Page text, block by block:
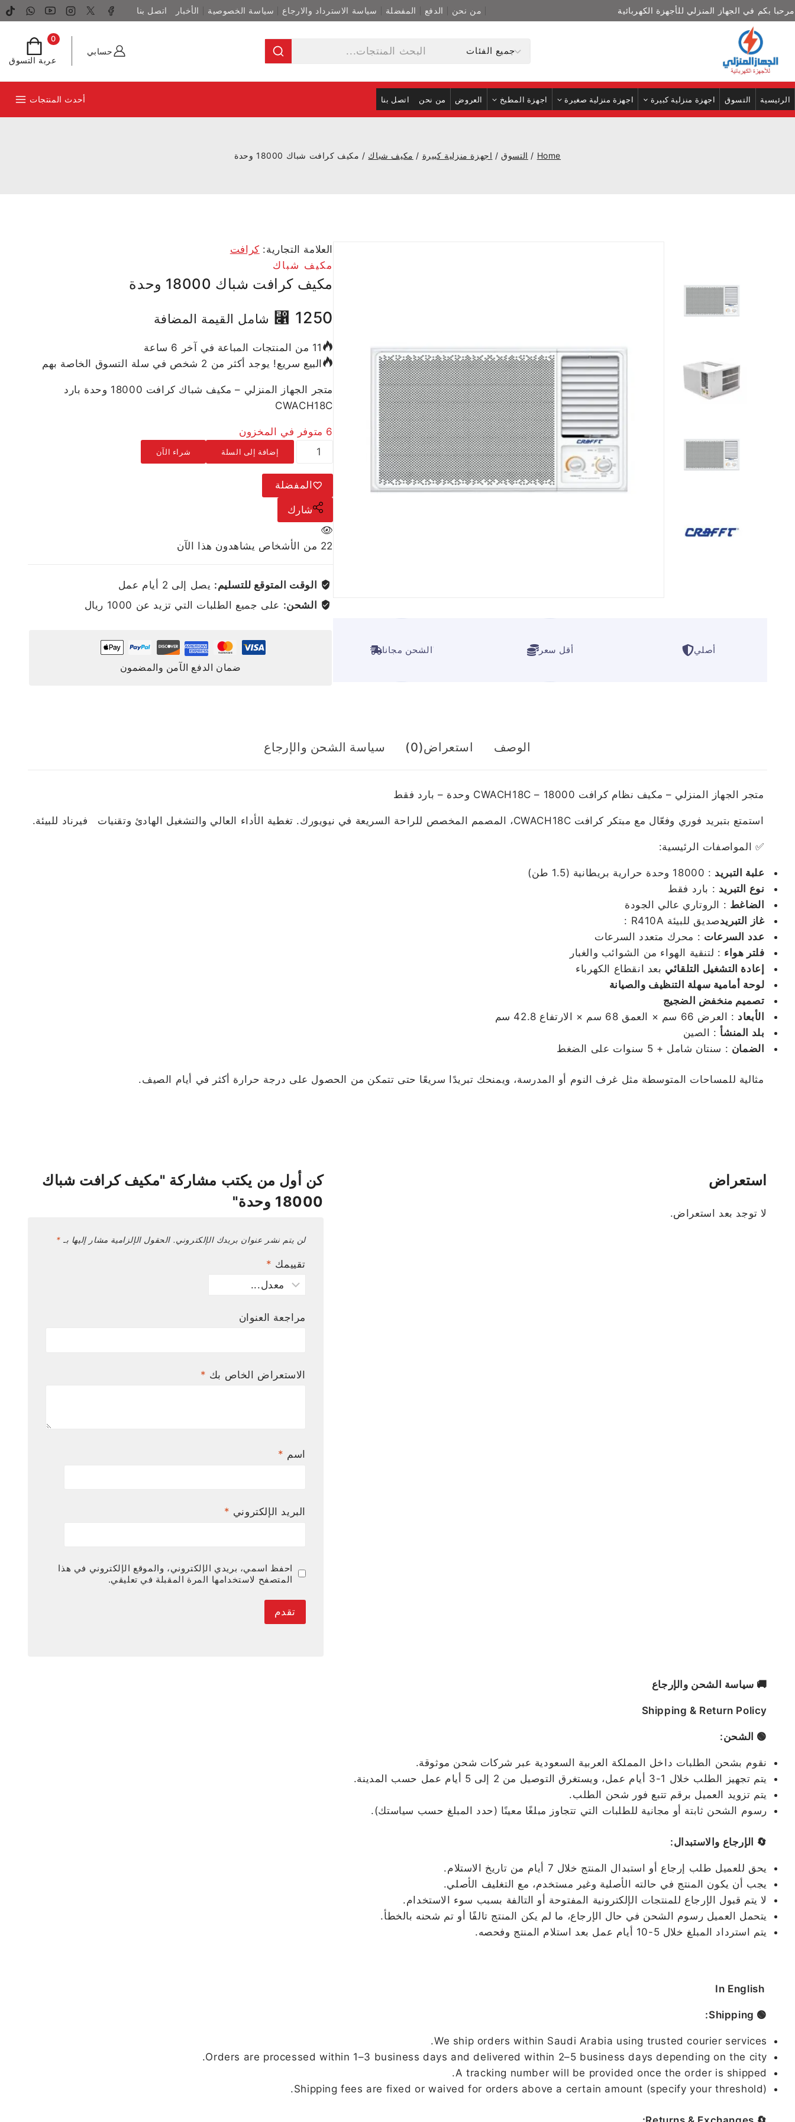
مرحبا بكم في الجهاز المنزلي للأجهزة الكهربائية من نحن الدفع المفضلة سياسة الاسترداد والارجاع سياسة الخصوصية الأخبار اتصل بنا
حسابي
0
عربة التسوق
الرئيسية التسوق اجهزة منزلية كبيرة اجهزة منزلية صغيرة اجهزة المطبخ العروض من نحن اتصل بنا أحدث المنتجات
Home
/ التسوق / اجهزة منزلية كبيرة / مكيف شباك / مكيف كرافت شباك 18000 وحدة
أصلي أقل سعر ًالشحن مجانا
العلامة التجارية: كرافت
مكيف شباك
مكيف كرافت شباك 18000 وحدة
⃁ 1250 شامل القيمة المضافة
11 من المنتجات المباعة في آخر 6 ساعة
البيع سريع! يوجد أكثر من 2 شخص في سلة التسوق الخاصة بهم
متجر الجهاز المنزلي – مكيف شباك كرافت 18000 وحدة بارد
CWACH18C
6 متوفر في المخزون
إضافة إلى السلة شراء الآن
المفضلة
شارك
22 من الأشخاص يشاهدون هذا الآن
الوقت المتوقع للتسليم: يصل إلى 2 أيام عمل
الشحن: على جميع الطلبات التي تزيد عن 1000 ريال
ضمان الدفع الآمن والمضمون
الوصف استعراض(0) سياسة الشحن والإرجاع
متجر الجهاز المنزلي – مكيف نظام كرافت CWACH18C – 18000 وحدة – بارد فقط
استمتع بتبريد فوري وفعّال مع مبتكر كرافت CWACH18C، المصمم المخصص للراحة السريعة في نيويورك. تغطية الأداء العالي والتشغيل الهادئ وتقنيات فيرناد للبيئة.
✅ المواصفات الرئيسية:
علبة التبريد : 18000 وحدة حرارية بريطانية (1.5 طن)
نوع التبريد : بارد فقط
الضاغط : الروتاري عالي الجودة
غاز التبريد: R410A صديق للبيئة
عدد السرعات : محرك متعدد السرعات
فلتر هواء : لتنقية الهواء من الشوائب والغبار
إعادة التشغيل التلقائي بعد انقطاع الكهرباء
لوحة أمامية سهلة التنظيف والصيانة
تصميم منخفض الضجيج
الأبعاد : العرض 66 سم × العمق 68 سم × الارتفاع 42.8 سم
بلد المنشأ : الصين
الضمان : سنتان شامل + 5 سنوات على الضغط
مثالية للمساحات المتوسطة مثل غرف النوم أو المدرسة، ويمنحك تبريدًا سريعًا حتى تتمكن من الحصول على درجة حرارة أكثر في أيام الصيف.
استعراض
لا توجد بعد استعراض.
كن أول من يكتب مشاركة "مكيف كرافت شباك
18000 وحدة"
لن يتم نشر عنوان بريدك الإلكتروني. الحقول الإلزامية مشار إليها بـ *
تقييمك *
مراجعة العنوان
الاستعراض الخاص بك *
اسم *
البريد الإلكتروني *
احفظ اسمي، بريدي الإلكتروني، والموقع الإلكتروني في هذا
المتصفح لاستخدامها المرة المقبلة في تعليقي.
🚚 سياسة الشحن والإرجاع
Shipping & Return Policy
🟢 الشحن:
نقوم بشحن الطلبات داخل المملكة العربية السعودية عبر شركات شحن موثوقة.
يتم تجهيز الطلب خلال 1-3 أيام عمل، ويستغرق التوصيل من 2 إلى 5 أيام عمل حسب المدينة.
يتم تزويد العميل برقم تتبع فور شحن الطلب.
رسوم الشحن ثابتة أو مجانية للطلبات التي تتجاوز مبلغًا معينًا (حدد المبلغ حسب سياستك).
🔄 الإرجاع والاستبدال:
يحق للعميل طلب إرجاع أو استبدال المنتج خلال 7 أيام من تاريخ الاستلام.
يجب أن يكون المنتج في حالته الأصلية وغير مستخدم، مع التغليف الأصلي.
لا يتم قبول الإرجاع للمنتجات الإلكترونية المفتوحة أو التالفة بسبب سوء الاستخدام.
يتحمل العميل رسوم الشحن في حال الإرجاع، ما لم يكن المنتج تالفًا أو تم شحنه بالخطأ.
يتم استرداد المبلغ خلال 5-10 أيام عمل بعد استلام المنتج وفحصه.
🟢 Shipping:
We ship orders within Saudi Arabia using trusted courier services.
Orders are processed within 1–3 business days and delivered within 2–5 business days depending on the city.
A tracking number will be provided once the order is shipped.
Shipping fees are fixed or waived for orders above a certain amount (specify your threshold).